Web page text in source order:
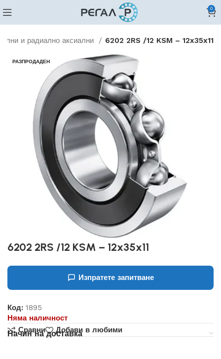
0
и радиално аксиални 6202 2RS /12 KSM – 12x35x11
РАЗПРОДАДЕН
6202 2RS /12 KSM – 12x35x11
Изпратете запитване
Код:1895
Няма наличност
Сравни
Добави в любими
Начин на доставка